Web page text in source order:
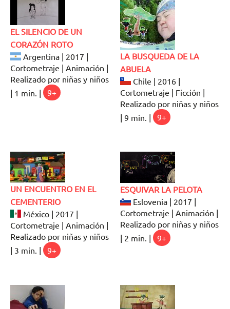
EL SILENCIO DE UN
CORAZÓN ROTO
Argentina | 2017 |
Cortometraje | Animación |
Realizado por niñas y niños
| 1 min. |
9+
LA BUSQUEDA DE LA
ABUELA
Chile | 2016 |
Cortometraje | Ficción |
Realizado por niñas y niños
| 9 min. |
9+
UN ENCUENTRO EN EL
CEMENTERIO
México | 2017 |
Cortometraje | Animación |
Realizado por niñas y niños
| 3 min. |
9+
ESQUIVAR LA PELOTA
Eslovenia | 2017 |
Cortometraje | Animación |
Realizado por niñas y niños
| 2 min. |
9+